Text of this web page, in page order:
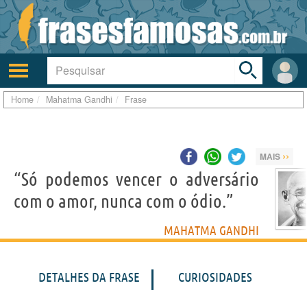
Ativar/desativar
a
navegação
Área
do
Toggle
search
bar
Home Mahatma Gandhi Frase
MAIS ››
“Só podemos vencer o adversário
com o amor, nunca com o ódio.”
MAHATMA GANDHI
DETALHES DA FRASE CURIOSIDADES